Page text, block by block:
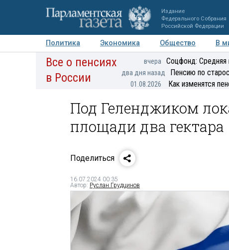
Издание
Федерального Собрания
Российской Федерации
Политика Экономика Общество В
Авторы Персоны Мнения Регионы
Все о пенсиях
в России
вчера Соцфонд: Средняя
два дня назад Пенсию по
01.08.2026 Как изменятся
Под Геленджиком
площади два гектара
Поделиться
16.07.2024 00:35
Автор: Руслан Грудцинов